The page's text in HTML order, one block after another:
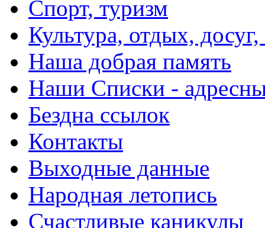
Спорт, туризм
Культура, отдых,
Наша добрая память
Наши Списки -
Бездна ссылок
Контакты
Выходные данные
Народная летопись
Счастливые каникулы